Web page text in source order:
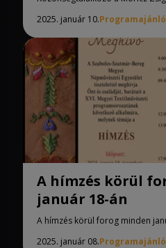
2025. január 10.Programajánló
A hímzés körül
január 18-án
A hímzés körül forog minden
2025. január 08.Programajánló